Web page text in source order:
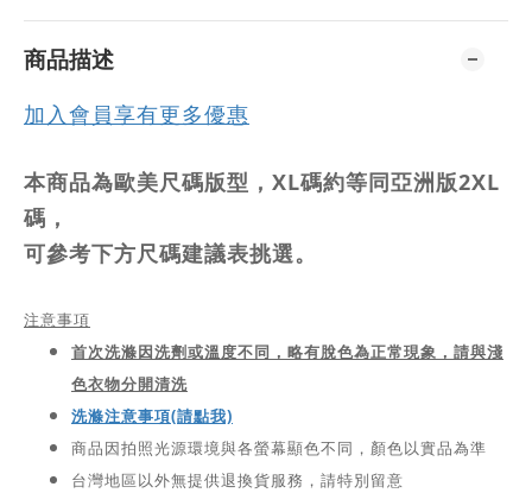
商品描述
加入會員享有更多優惠
本商品為歐美尺碼版型，XL碼約等同亞洲版2XL
碼，
可參考下方尺碼建議表挑選。
注意事項
首次洗滌因洗劑或溫度不同，略有脫色為正常現象，請與淺
色衣物分開清洗
洗滌注意事項(請點我)
商品因拍照光源環境與各螢幕顯色不同，顏色以實品為準
台灣地區以外無提供退換貨服務，請特別留意